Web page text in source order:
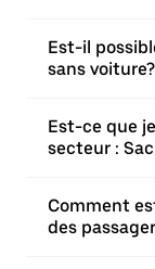
Est-il
sans voiture?
Est-ce que
secteur :
Comment
des